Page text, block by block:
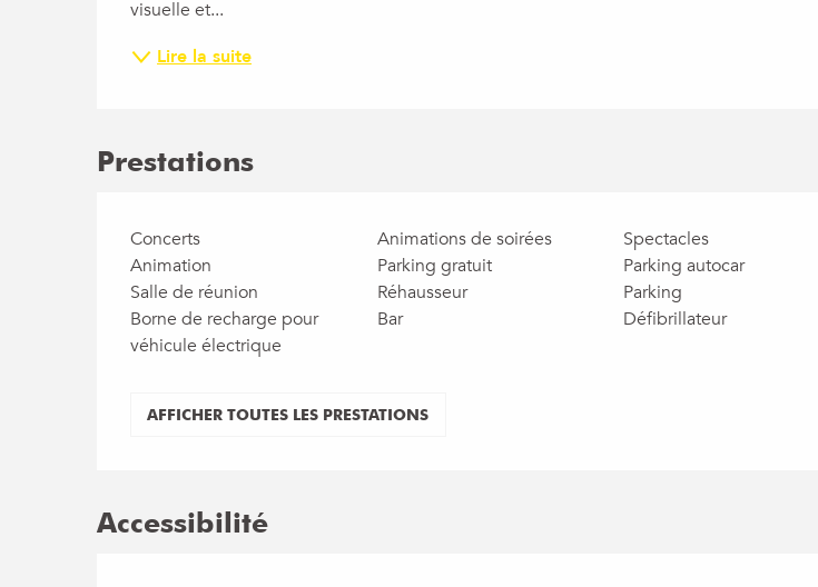
visuelle et...
Lire la suite
Prestations
Concerts Animations de soirées
Spectacles
Animation
Parking gratuit
Parking autocar
Salle de réunion
Réhausseur
Parking
Borne de recharge pour
véhicule électrique
Bar Défibrillateur
AFFICHER TOUTES LES PRESTATIONS
Accessibilité